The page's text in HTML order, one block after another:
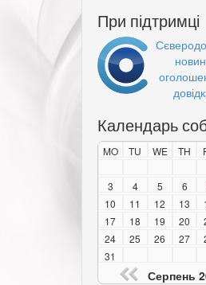
При підтримці
Календарь
MO TU WE TH
3
4 5 6
10
11 12 13
17
18 19 20
24
25 26 27
31
Серпень